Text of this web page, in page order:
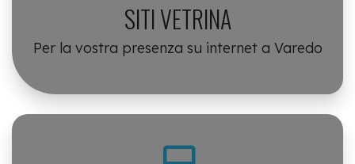
SITI VETRINA
Per la vostra presenza su internet a Varedo